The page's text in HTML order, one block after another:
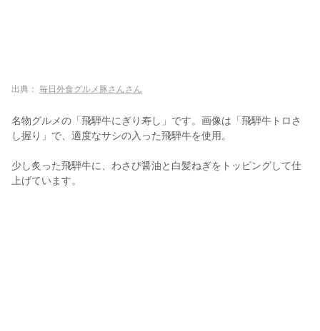
出典： 毎日外食グルメ豚さんさん
名物グルメの「飛騨牛にぎり寿し」です。画像は「飛騨牛トロさ
し握り」で、適度なサシの入った飛騨牛を使用。
少し炙った飛騨牛に、わさび醤油と白髪ねぎをトッピングして仕
上げています。